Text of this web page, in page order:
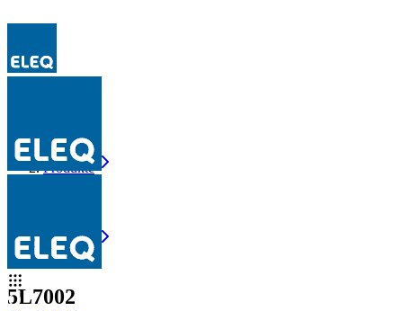
Produkte
Produkte
5L7002
5L7002